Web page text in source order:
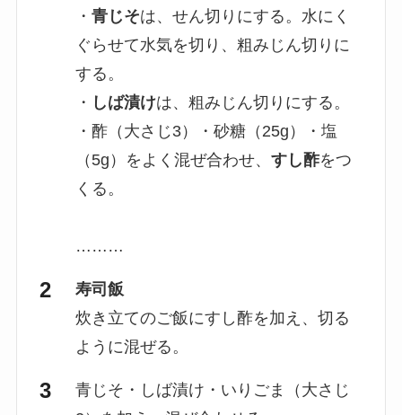
・ 青じそは、せん切りにする。水にく
ぐらせて水気を切り、粗みじん切りに
する。
・ しば漬けは、粗みじん切りにする。
・酢（大さじ3）・砂糖（25g）・塩
（5g）をよく混ぜ合わせ、 すし酢をつ
くる。
………
寿司飯
炊き立てのご飯にすし酢を加え、切る
ように混ぜる。
青じそ・しば漬け・いりごま（大さじ